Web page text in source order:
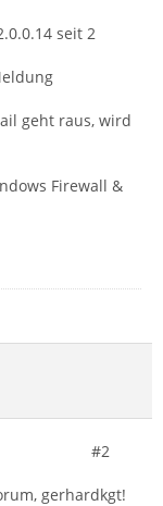
seit 2
geht raus, wird
Firewall &
#2
gerhardkgt!